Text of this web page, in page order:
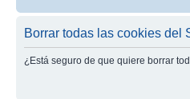
Borrar todas las cookies del
¿Está seguro de que quiere borrar